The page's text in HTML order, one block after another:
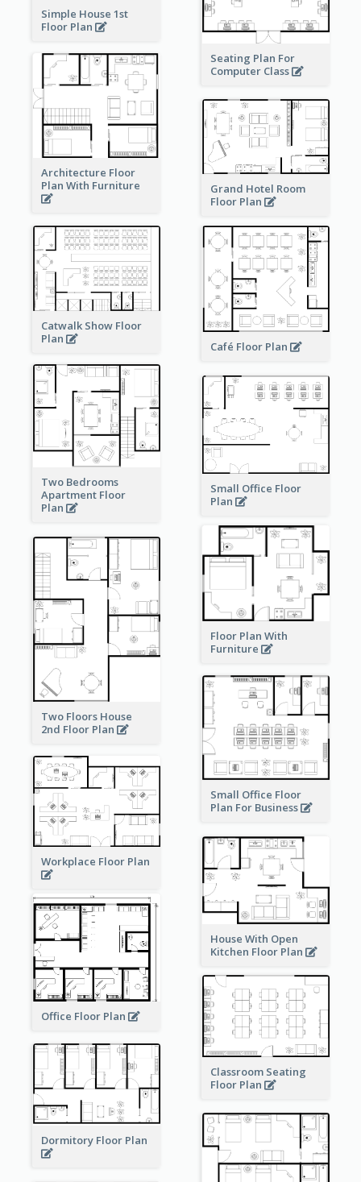
Simple House 1st
Floor Plan
Seating Plan For
Computer Class
Architecture Floor
Plan With Furniture
Grand Hotel Room
Floor Plan
Catwalk Show Floor
Plan
Café Floor Plan
Two Bedrooms
Apartment Floor
Plan
Small Office Floor
Plan
Floor Plan With
Furniture
Two Floors House
2nd Floor Plan
Small Office Floor
Plan For Business
Workplace Floor Plan
House With Open
Kitchen Floor Plan
Office Floor Plan
Classroom Seating
Floor Plan
Dormitory Floor Plan